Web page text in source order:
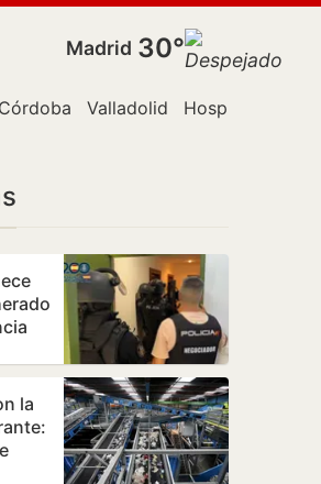
Madrid 30°
Córdoba Valladolid Hospitalet de
la